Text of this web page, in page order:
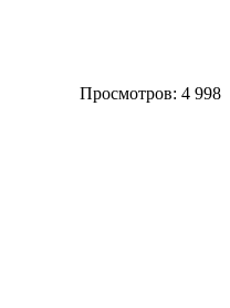
Просмотров: 4 998